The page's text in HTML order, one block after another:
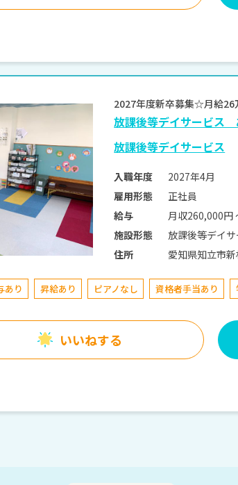
2027年度新卒募集☆月給
放課後等デイサービ
放課後等デイサービス
入職年度
2027年4月
雇用形態
正社員
給与
月収260,000円
施設形態
放課後等デイサ
住所
あり 昇給あり ピアノなし 資格者手当あり
いいねする